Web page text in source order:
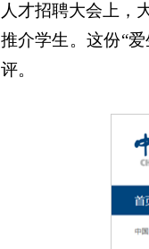
人才招聘大会上，
推介学生。这份“
评。